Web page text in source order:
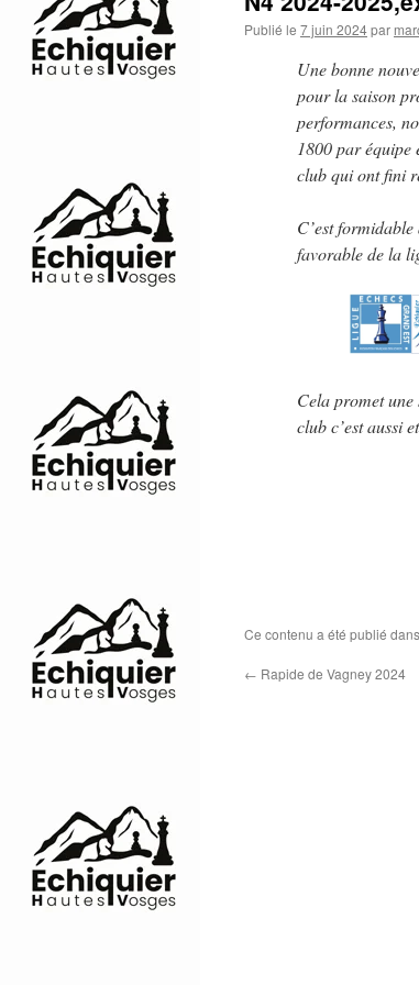
Publié le 7 juin 2024par
Une bonne
pour la saison
performances,
1800 par équipe
club qui ont fini
C’est
favorable de la
Cela promet
club c’est aussi
Ce contenu a été publié dans
← Rapide de Vagney 2024